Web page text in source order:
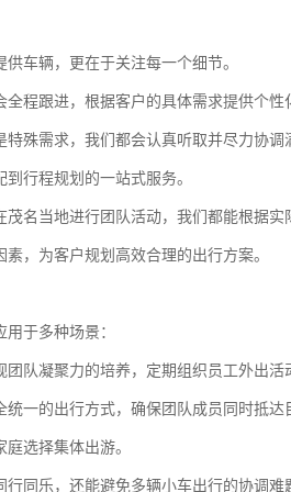
车辆，更在于关注每一个细节。
程跟进，根据客户的具体需求提供个性
殊需求，我们都会认真听取并尽力协调
行程规划的一站式服务。
名当地进行团队活动，我们都能根据
，为客户规划高效合理的出行方案。
于多种场景：
队凝聚力的培养，定期组织员工外出活
一的出行方式，确保团队成员同时抵
选择集体出游。
同乐，还能避免多辆小车出行的协调